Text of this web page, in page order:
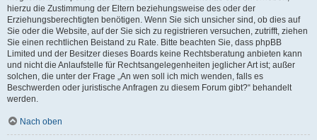
hierzu die Zustimmung der Eltern beziehungsweise des oder der
Erziehungsberechtigten benötigen. Wenn Sie sich unsicher sind, ob dies auf
Sie oder die Website, auf der Sie sich zu registrieren versuchen, zutrifft, ziehen
Sie einen rechtlichen Beistand zu Rate. Bitte beachten Sie, dass phpBB
Limited und der Besitzer dieses Boards keine Rechtsberatung anbieten kann
und nicht die Anlaufstelle für Rechtsangelegenheiten jeglicher Art ist; außer
solchen, die unter der Frage „An wen soll ich mich wenden, falls es
Beschwerden oder juristische Anfragen zu diesem Forum gibt?“ behandelt
werden.
Nach oben